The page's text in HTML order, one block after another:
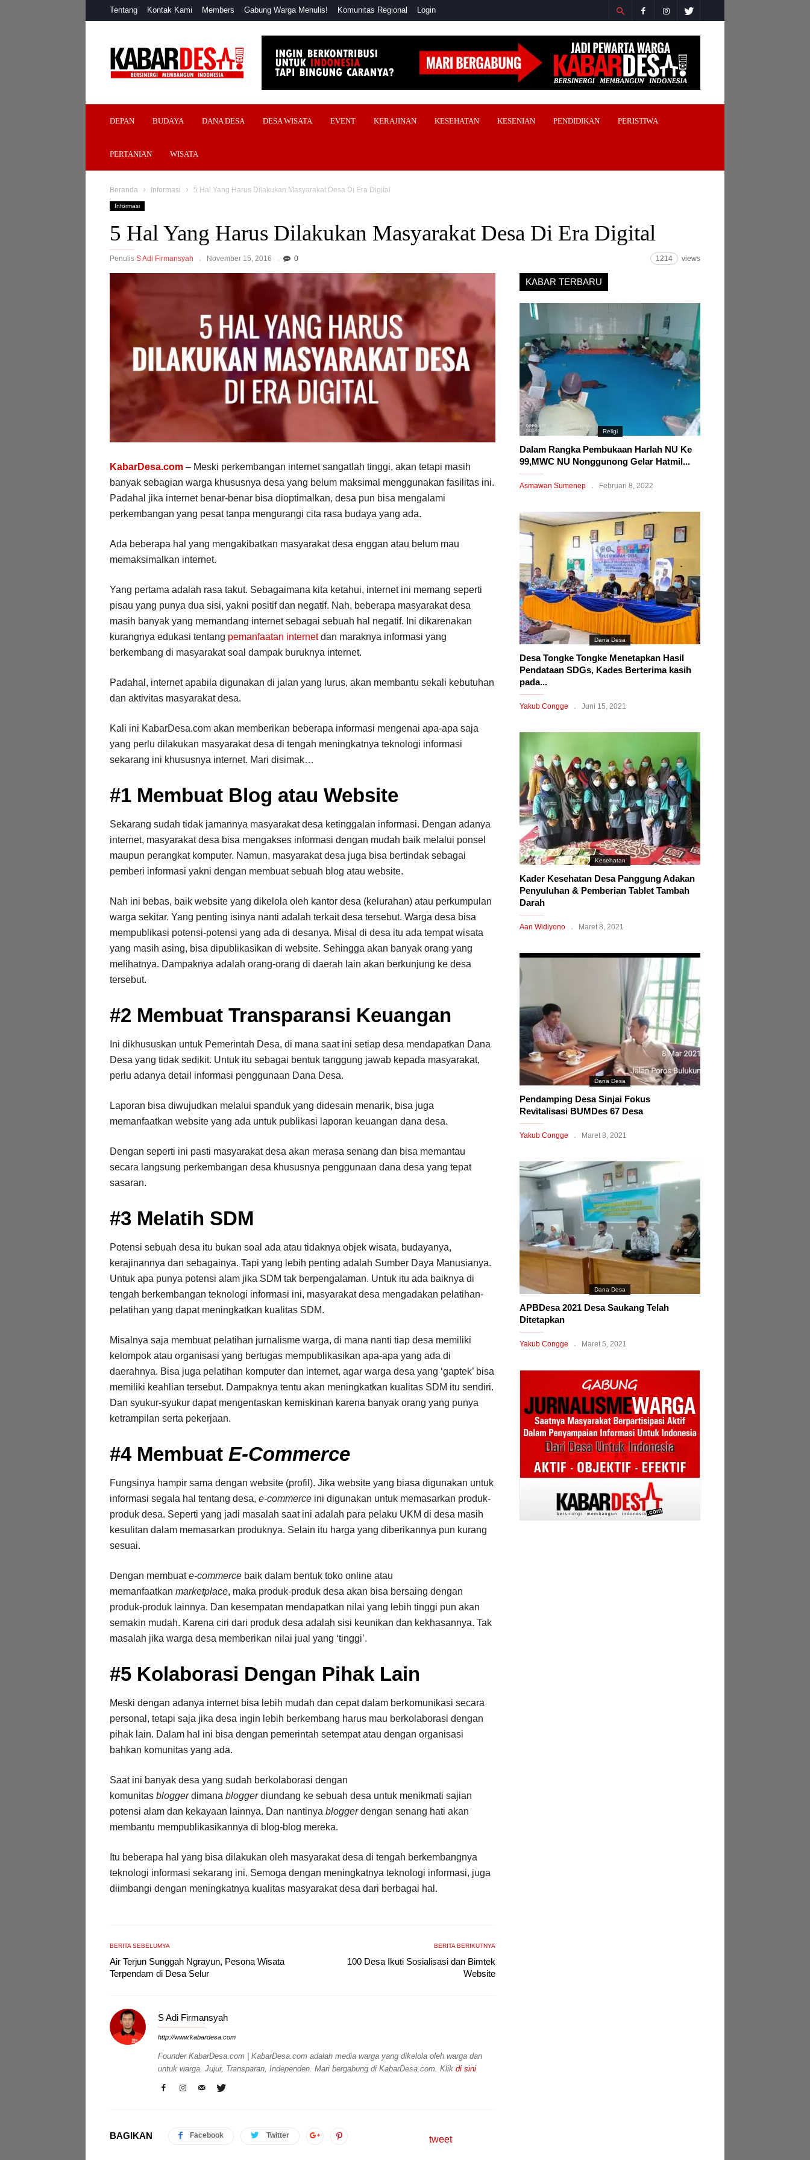
Tentang Kontak Kami Members Gabung Warga Menulis! Komunitas Regional Login
Desa
DEPAN BUDAYA DANA DESA DESA WISATA EVENT KERAJINAN KESEHATAN KESENIAN PENDIDIKAN PERISTIWA
PERTANIAN WISATA
Beranda Informasi 5 Hal Yang Harus Dilakukan Masyarakat Desa Di Era Digital
Informasi
5 Hal Yang Harus Dilakukan Masyarakat Desa Di Era Digital
Penulis S Adi Firmansyah November 15, 2016 0 1214 views
KabarDesa.com – Meski perkembangan internet sangatlah tinggi, akan tetapi masih
banyak sebagian warga khususnya desa yang belum maksimal menggunakan fasilitas ini.
Padahal jika internet benar-benar bisa dioptimalkan, desa pun bisa mengalami
perkembangan yang pesat tanpa mengurangi cita rasa budaya yang ada.
Ada beberapa hal yang mengakibatkan masyarakat desa enggan atau belum mau
memaksimalkan internet.
Yang pertama adalah rasa takut. Sebagaimana kita ketahui, internet ini memang seperti
pisau yang punya dua sisi, yakni positif dan negatif. Nah, beberapa masyarakat desa
masih banyak yang memandang internet sebagai sebuah hal negatif. Ini dikarenakan
kurangnya edukasi tentang pemanfaatan internetdan maraknya informasi yang
berkembang di masyarakat soal dampak buruknya internet.
Padahal, internet apabila digunakan di jalan yang lurus, akan membantu sekali kebutuhan
dan aktivitas masyarakat desa.
Kali ini KabarDesa.com akan memberikan beberapa informasi mengenai apa-apa saja
yang perlu dilakukan masyarakat desa di tengah meningkatnya teknologi informasi
sekarang ini khususnya internet. Mari disimak…
#1 Membuat Blog atau Website
Sekarang sudah tidak jamannya masyarakat desa ketinggalan informasi. Dengan adanya
internet, masyarakat desa bisa mengakses informasi dengan mudah baik melalui ponsel
maupun perangkat komputer. Namun, masyarakat desa juga bisa bertindak sebagai
pemberi informasi yakni dengan membuat sebuah blog atau website.
Nah ini bebas, baik website yang dikelola oleh kantor desa (kelurahan) atau perkumpulan
warga sekitar. Yang penting isinya nanti adalah terkait desa tersebut. Warga desa bisa
mempublikasi potensi-potensi yang ada di desanya. Misal di desa itu ada tempat wisata
yang masih asing, bisa dipublikasikan di website. Sehingga akan banyak orang yang
melihatnya. Dampaknya adalah orang-orang di daerah lain akan berkunjung ke desa
tersebut.
#2 Membuat Transparansi Keuangan
Ini dikhususkan untuk Pemerintah Desa, di mana saat ini setiap desa mendapatkan Dana
Desa yang tidak sedikit. Untuk itu sebagai bentuk tanggung jawab kepada masyarakat,
perlu adanya detail informasi penggunaan Dana Desa.
Laporan bisa diwujudkan melalui spanduk yang didesain menarik, bisa juga
memanfaatkan website yang ada untuk publikasi laporan keuangan dana desa.
Dengan seperti ini pasti masyarakat desa akan merasa senang dan bisa memantau
secara langsung perkembangan desa khususnya penggunaan dana desa yang tepat
sasaran.
#3 Melatih SDM
Potensi sebuah desa itu bukan soal ada atau tidaknya objek wisata, budayanya,
kerajinannya dan sebagainya. Tapi yang lebih penting adalah Sumber Daya Manusianya.
Untuk apa punya potensi alam jika SDM tak berpengalaman. Untuk itu ada baiknya di
tengah berkembangan teknologi informasi ini, masyarakat desa mengadakan pelatihan-
pelatihan yang dapat meningkatkan kualitas SDM.
Misalnya saja membuat pelatihan jurnalisme warga, di mana nanti tiap desa memiliki
kelompok atau organisasi yang bertugas mempublikasikan apa-apa yang ada di
daerahnya. Bisa juga pelatihan komputer dan internet, agar warga desa yang ‘gaptek’ bisa
memiliki keahlian tersebut. Dampaknya tentu akan meningkatkan kualitas SDM itu sendiri.
Dan syukur-syukur dapat mengentaskan kemiskinan karena banyak orang yang punya
ketrampilan serta pekerjaan.
#4 Membuat E-Commerce
Fungsinya hampir sama dengan website (profil). Jika website yang biasa digunakan untuk
informasi segala hal tentang desa, e-commerce ini digunakan untuk memasarkan produk-
produk desa. Seperti yang jadi masalah saat ini adalah para pelaku UKM di desa masih
kesulitan dalam memasarkan produknya. Selain itu harga yang diberikannya pun kurang
sesuai.
Dengan membuate-commerce baik dalam bentuk toko online atau
memanfaatkan marketplace, maka produk-produk desa akan bisa bersaing dengan
produk-produk lainnya. Dan kesempatan mendapatkan nilai yang lebih tinggi pun akan
semakin mudah. Karena ciri dari produk desa adalah sisi keunikan dan kekhasannya. Tak
masalah jika warga desa memberikan nilai jual yang ‘tinggi’.
#5 Kolaborasi Dengan Pihak Lain
Meski dengan adanya internet bisa lebih mudah dan cepat dalam berkomunikasi secara
personal, tetapi saja jika desa ingin lebih berkembang harus mau berkolaborasi dengan
pihak lain. Dalam hal ini bisa dengan pemerintah setempat atau dengan organisasi
bahkan komunitas yang ada.
Saat ini banyak desa yang sudah berkolaborasi dengan
komunitas bloggerdimana bloggerdiundang ke sebuah desa untuk menikmati sajian
potensi alam dan kekayaan lainnya. Dan nantinya bloggerdengan senang hati akan
membantu mempublikasikannya di blog-blog mereka.
Itu beberapa hal yang bisa dilakukan oleh masyarakat desa di tengah berkembangnya
teknologi informasi sekarang ini. Semoga dengan meningkatnya teknologi informasi, juga
diimbangi dengan meningkatnya kualitas masyarakat desa dari berbagai hal.
BERITA SEBELUMYA
Air Terjun Sunggah Ngrayun, Pesona Wisata
Terpendam di Desa Selur
BERITA BERIKUTNYA
100 Desa Ikuti Sosialisasi dan Bimtek
Website
S Adi Firmansyah
http://www.kabardesa.com
Founder KabarDesa.com | KabarDesa.com adalah media warga yang dikelola oleh warga dan
untuk warga. Jujur, Transparan, Independen. Mari bergabung di KabarDesa.com. Klik di sini
BAGIKAN Facebook Twitter tweet
KABAR TERBARU
Religi
Dalam Rangka Pembukaan Harlah NU Ke
99,MWC NU Nonggunong Gelar Hatmil...
Asmawan Sumenep Februari 8, 2022
Dana Desa
Desa Tongke Tongke Menetapkan Hasil
Pendataan SDGs, Kades Berterima kasih
pada...
Yakub Congge Juni 15, 2021
Kesehatan
Kader Kesehatan Desa Panggung Adakan
Penyuluhan & Pemberian Tablet Tambah
Darah
Aan Widiyono Maret 8, 2021
Dana Desa
Pendamping Desa Sinjai Fokus
Revitalisasi BUMDes 67 Desa
Yakub Congge Maret 8, 2021
Dana Desa
APBDesa 2021 Desa Saukang Telah
Ditetapkan
Yakub Congge Maret 5, 2021